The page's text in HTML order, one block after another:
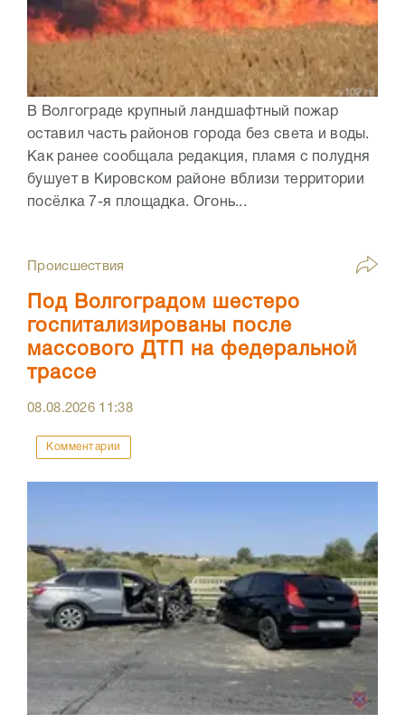
В Волгограде крупный ландшафтный пожар
оставил часть районов города без света и воды.
Как ранее сообщала редакция, пламя с полудня
бушует в Кировском районе вблизи территории
посёлка 7-я площадка. Огонь...
Происшествия
Под Волгоградом шестеро
госпитализированы после
массового ДТП на федеральной
трассе
08.08.2026 11:38
Комментарии